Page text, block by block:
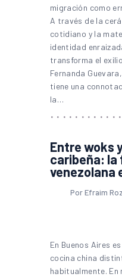
migración como
A través de la
cotidiano y la
identidad
transforma el
Fernanda
tiene una
la…
Entre woks
caribeña:
venezolana
Por Efraim
En Buenos Aires
cocina china
habitualmente.